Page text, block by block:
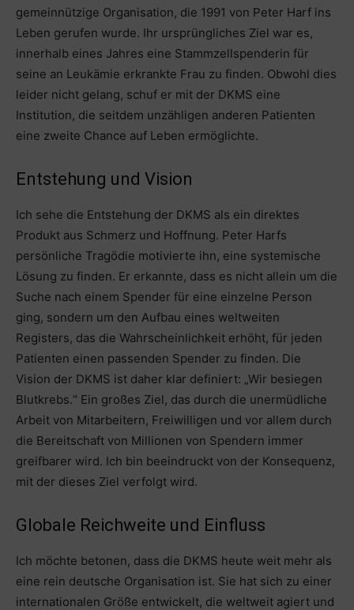
gemeinnützige Organisation, die 1991 von Peter Harf ins
Leben gerufen wurde. Ihr ursprüngliches Ziel war es,
innerhalb eines Jahres eine Stammzellspenderin für
seine an Leukämie erkrankte Frau zu finden. Obwohl dies
leider nicht gelang, schuf er mit der DKMS eine
Institution, die seitdem unzähligen anderen Patienten
eine zweite Chance auf Leben ermöglichte.
Entstehung und Vision
Ich sehe die Entstehung der DKMS als ein direktes
Produkt aus Schmerz und Hoffnung. Peter Harfs
persönliche Tragödie motivierte ihn, eine systemische
Lösung zu finden. Er erkannte, dass es nicht allein um die
Suche nach einem Spender für eine einzelne Person
ging, sondern um den Aufbau eines weltweiten
Registers, das die Wahrscheinlichkeit erhöht, für jeden
Patienten einen passenden Spender zu finden. Die
Vision der DKMS ist daher klar definiert: „Wir besiegen
Blutkrebs.“ Ein großes Ziel, das durch die unermüdliche
Arbeit von Mitarbeitern, Freiwilligen und vor allem durch
die Bereitschaft von Millionen von Spendern immer
greifbarer wird. Ich bin beeindruckt von der Konsequenz,
mit der dieses Ziel verfolgt wird.
Globale Reichweite und Einfluss
Ich möchte betonen, dass die DKMS heute weit mehr als
eine rein deutsche Organisation ist. Sie hat sich zu einer
internationalen Größe entwickelt, die weltweit agiert und